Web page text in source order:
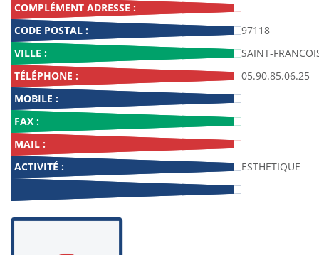
COMPLÉMENT ADRESSE :
CODE POSTAL :
97118
VILLE :
SAINT-
TÉLÉPHONE :
05.90.85.06.25
MOBILE :
FAX :
MAIL :
ACTIVITÉ :
ESTHETIQUE